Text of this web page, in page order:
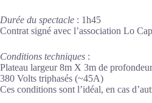
Durée du spectacle : 1h45
Contrat signé avec l’association Lo
Conditions techniques :
Plateau largeur 8m X 3m de profondeur
380 Volts triphasés (~45A)
Ces conditions sont l’idéal, en cas